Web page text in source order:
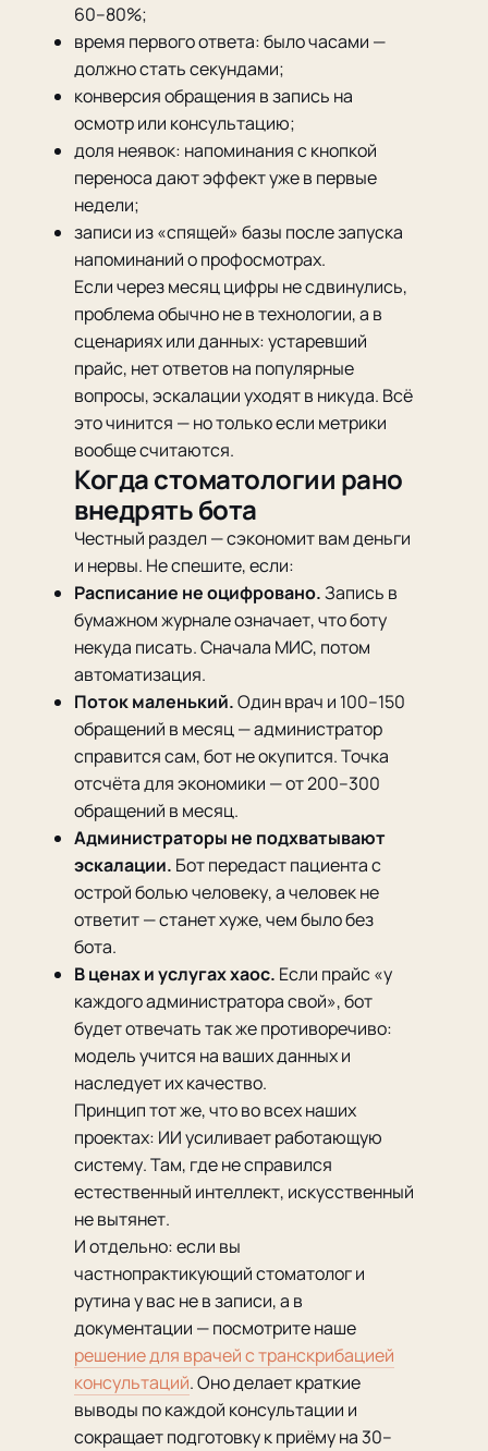
60–80%;
время первого ответа: было часами —
должно стать секундами;
конверсия обращения в запись на
осмотр или консультацию;
доля неявок: напоминания с кнопкой
переноса дают эффект уже в первые
недели;
записи из «спящей» базы после запуска
напоминаний о профосмотрах.
Если через месяц цифры не сдвинулись,
проблема обычно не в технологии, а в
сценариях или данных: устаревший
прайс, нет ответов на популярные
вопросы, эскалации уходят в никуда. Всё
это чинится — но только если метрики
вообще считаются.
Когда стоматологии рано
внедрять бота
Честный раздел — сэкономит вам деньги
и нервы. Не спешите, если:
Расписание не оцифровано.Запись в
бумажном журнале означает, что боту
некуда писать. Сначала МИС, потом
автоматизация.
Поток маленький.Один врач и 100–150
обращений в месяц — администратор
справится сам, бот не окупится. Точка
отсчёта для экономики — от 200–300
обращений в месяц.
Администраторы не подхватывают
эскалации. Бот передаст пациента с
острой болью человеку, а человек не
ответит — станет хуже, чем было без
бота.
В ценах и услугах хаос. Если прайс «у
каждого администратора свой», бот
будет отвечать так же противоречиво:
модель учится на ваших данных и
наследует их качество.
Принцип тот же, что во всех наших
проектах: ИИ усиливает работающую
систему. Там, где не справился
естественный интеллект, искусственный
не вытянет.
И отдельно: если вы
частнопрактикующий стоматолог и
рутина у вас не в записи, а в
документации — посмотрите наше
решение для врачей с транскрибацией
консультаций. Оно делает краткие
выводы по каждой консультации и
сокращает подготовку к приёму на 30–